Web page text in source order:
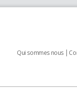
Qui sommes nous